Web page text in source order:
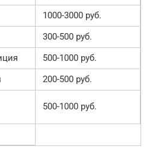
1000-3000 руб.
300-500 руб.
500-1000 руб.
200-500 руб.
500-1000 руб.